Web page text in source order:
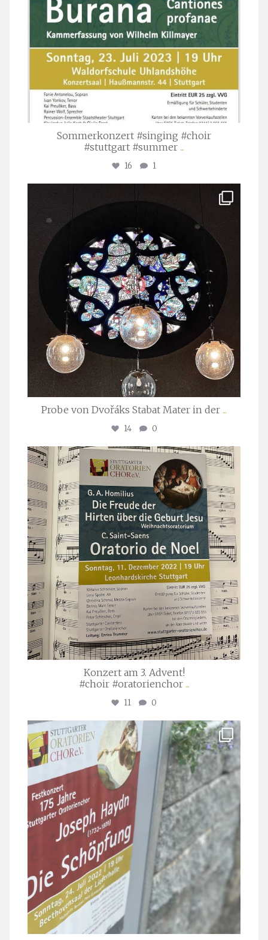
Sommerkonzert #singing #choir
#stuttgart #summer ...
16 1
Apr. 1
Probe von Dvořáks Stabat Mater in der ...
14 0
stuttgarter_oratorienchor
Nov. 29
Konzert am 3. Advent!
#choir #oratorienchor ...
11 0
stuttgarter_oratorienchor
Juli 23